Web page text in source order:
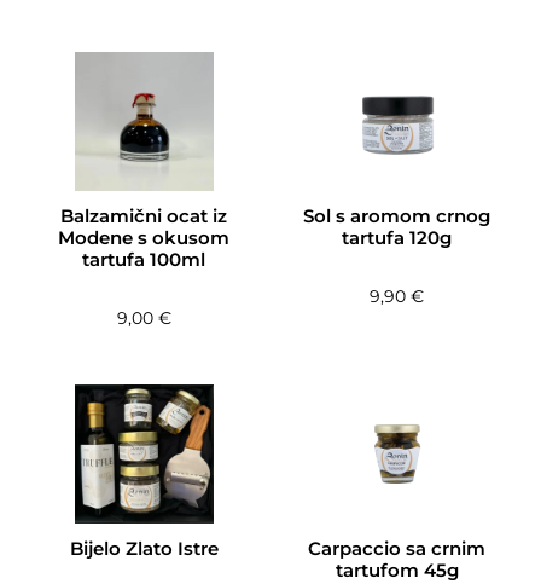
Balzamični ocat iz
Modene s okusom
tartufa 100ml
9,00 €
Sol s aromom crnog
tartufa 120g
9,90€
Bijelo Zlato Istre
Carpaccio sa crnim
tartufom 45g